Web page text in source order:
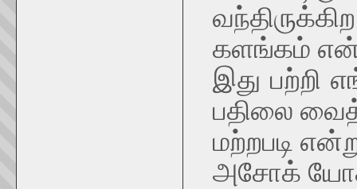
களங்கம்
இது பற்றி
பதிலை
மற்றபடி
அசோக்